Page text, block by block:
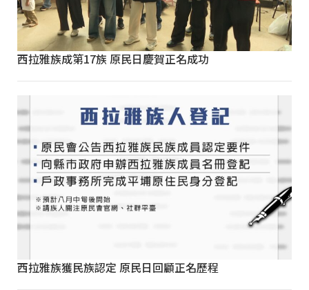
西拉雅族成第17族 原民日慶賀正名成功
西拉雅族獲民族認定 原民日回顧正名歷程